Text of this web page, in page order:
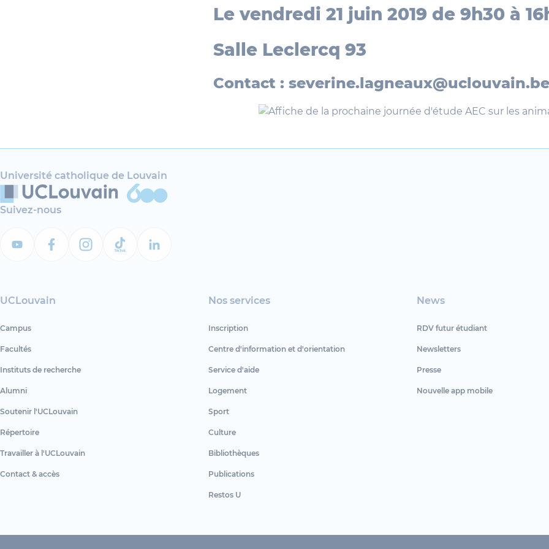
Le vendredi 21 juin 2019 de 9h30 à
Salle Leclercq 93
Contact : severine.lagneaux@uclouvain.be
Université catholique de Louvain
Suivez-nous
UCLouvain
Campus
Facultés
Instituts de recherche
Alumni
Soutenir l'UCLouvain
Répertoire
Travailler à l'UCLouvain
Contact & accès
Nos services
Inscription
Centre d'information et d'orientation
Service d'aide
Logement
Sport
Culture
Bibliothèques
Publications
Restos U
News
RDV futur étudiant
Newsletters
Presse
Nouvelle app mobile